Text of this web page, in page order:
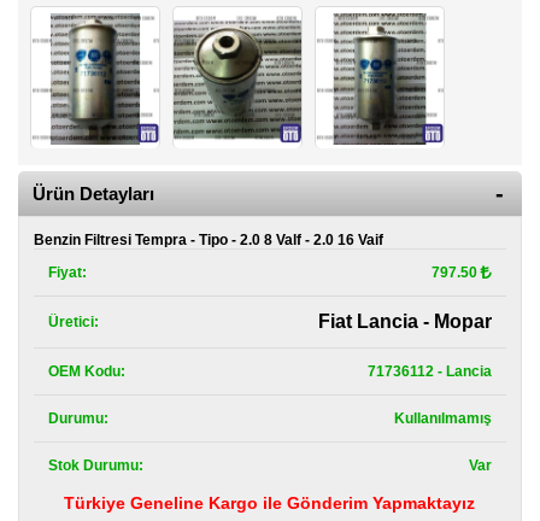
Renault
Yedek
Parça
Yedek
TOFAŞ
Parça
Yedek
Parça
Yedek
Ürün Detayları
Benzin Filtresi Tempra - Tipo - 2.0 8 Valf - 2.0 16 Vaif
Fiyat:
797.50
Üretici: Fiat Lancia - Mopar
OEM Kodu: 71736112 - Lancia
Durumu: Kullanılmamış
Stok Durumu: Var
Türkiye Geneline Kargo ile Gönderim Yapmaktayız